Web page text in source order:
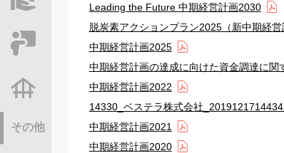
セミナー・研修
不動産基礎調査
その他
Leading the Future 中期経営計画2030
脱炭素アクションプラン2025（新中期経営
中期経営計画2025
中期経営計画の達成に向けた資金調達に関
中期経営計画2022
14330_ベステラ株式会社
中期経営計画2021
中期経営計画2020